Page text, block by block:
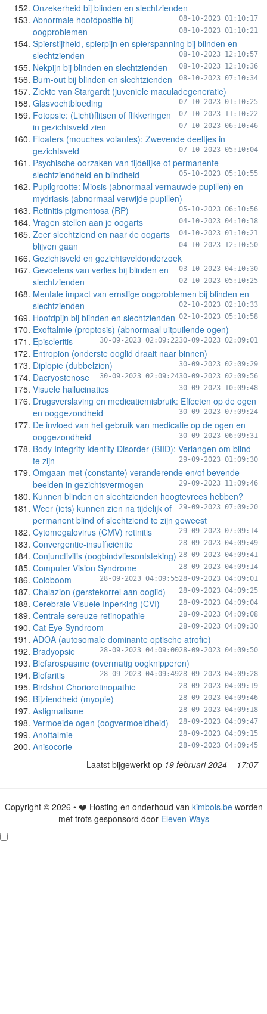
Onzekerheid bij blinden en slechtzienden
08-10-2023 01:10:17
Abnormale hoofdpositie bij
oogproblemen
08-10-2023 01:10:21
Spierstijfheid, spierpijn en spierspanning bij blinden en
slechtzienden
08-10-2023 12:10:57
Nekpijn bij blinden en slechtzienden 08-10-2023 12:10:36
Burn-out bij blinden en slechtzienden 08-10-2023 07:10:34
Ziekte van Stargardt (juveniele maculadegeneratie)
07-10-2023 01:10:25
Glasvochtbloeding
07-10-2023 11:10:22
Fotopsie: (Licht)flitsen of flikkeringen
in gezichtsveld zien
07-10-2023 06:10:46
Floaters (mouches volantes): Zwevende deeltjes in
gezichtsveld
07-10-2023 05:10:04
Psychische oorzaken van tijdelijke of permanente
slechtziendheid en blindheid
05-10-2023 05:10:55
Pupilgrootte: Miosis (abnormaal vernauwde pupillen) en
mydriasis (abnormaal verwijde pupillen)
05-10-2023 06:10:56
Retinitis pigmentosa (RP)
04-10-2023 04:10:18
Vragen stellen aan je oogarts
04-10-2023 01:10:21
Zeer slechtziend en naar de oogarts
blijven gaan
04-10-2023 12:10:50
Gezichtsveld en gezichtsveldonderzoek
03-10-2023 04:10:30
Gevoelens van verlies bij blinden en
slechtzienden
02-10-2023 05:10:25
Mentale impact van ernstige oogproblemen bij blinden en
slechtzienden
02-10-2023 02:10:33
Hoofdpijn bij blinden en slechtzienden 02-10-2023 05:10:58
Exoftalmie (proptosis) (abnormaal uitpuilende ogen)
30-09-2023 02:09:01
Episcleritis 30-09-2023 02:09:22
Entropion (onderste ooglid draait naar binnen)
30-09-2023 02:09:29
Diplopie (dubbelzien)
30-09-2023 02:09:56
Dacryostenose 30-09-2023 02:09:24
Visuele hallucinaties 30-09-2023 10:09:48
Drugsverslaving en medicatiemisbruik: Effecten op de ogen
en ooggezondheid
30-09-2023 07:09:24
De invloed van het gebruik van medicatie op de ogen en
ooggezondheid
30-09-2023 06:09:31
Body Integrity Identity Disorder (BIID): Verlangen om blind
te zijn
29-09-2023 01:09:30
Omgaan met (constante) veranderende en/of bevende
beelden in gezichtsvermogen
29-09-2023 11:09:46
Kunnen blinden en slechtzienden hoogtevrees hebben?
29-09-2023 07:09:20
Weer (iets) kunnen zien na tijdelijk of
permanent blind of slechtziend te zijn geweest
29-09-2023 07:09:14
Cytomegalovirus (CMV) retinitis
28-09-2023 04:09:49
Convergentie-insufficiëntie
28-09-2023 04:09:41
Conjunctivitis (oogbindvliesontsteking)
28-09-2023 04:09:14
Computer Vision Syndrome
28-09-2023 04:09:01
Coloboom 28-09-2023 04:09:55
Chalazion (gerstekorrel aan ooglid) 28-09-2023 04:09:25
Cerebrale Visuele Inperking (CVI) 28-09-2023 04:09:04
Centrale sereuze retinopathie 28-09-2023 04:09:08
Cat Eye Syndroom 28-09-2023 04:09:30
ADOA (autosomale dominante optische atrofie)
28-09-2023 04:09:50
Bradyopsie 28-09-2023 04:09:00
Blefarospasme (overmatig oogknipperen)
28-09-2023 04:09:28
Blefaritis 28-09-2023 04:09:49
Birdshot Chorioretinopathie 28-09-2023 04:09:19
Bijziendheid (myopie) 28-09-2023 04:09:46
Astigmatisme 28-09-2023 04:09:18
Vermoeide ogen (oogvermoeidheid) 28-09-2023 04:09:47
Anoftalmie 28-09-2023 04:09:15
Anisocorie 28-09-2023 04:09:45
Laatst bijgewerkt op 19 februari 2024 – 17:07
Copyright © 2026 • ❤️ Hosting en onderhoud van kimbols.beworden
met trots gesponsord door Eleven Ways